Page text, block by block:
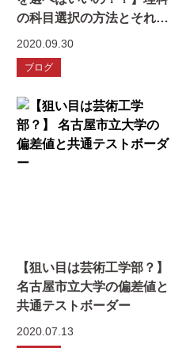
の科目選択の方法とそれぞ
れの特徴を紹介します！～
総まとめ編～
2020.09.30
ブログ
【狙い目は芸術工学部？】
名古屋市立大学の偏差値と
共通テストボーダー
2020.07.13